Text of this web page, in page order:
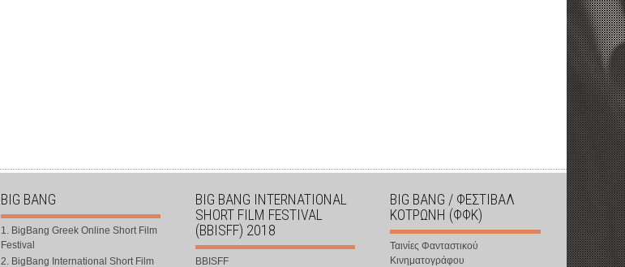
BIG BANG
1. BigBang Greek Online Short Film
Festival
2. BigBang International Short Film
BIG BANG INTERNATIONAL
SHORT FILM FESTIVAL
(BBISFF) 2018
BBISFF
BIG BANG / ΦΕΣΤΙΒΑΛ
ΚΟΤΡΩΝΗ (ΦΦΚ)
Ταινίες Φανταστικού
Κινηματογράφου